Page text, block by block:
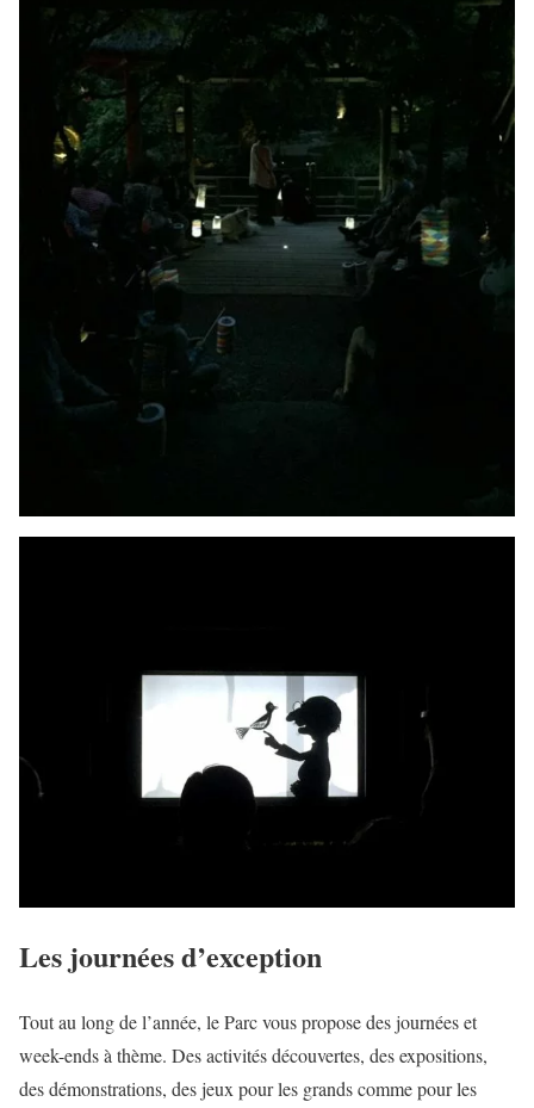
Les journées d’exception
Tout au long de l’année, le Parc vous propose des journées et
week-ends à thème. Des activités découvertes, des expositions,
des démonstrations, des jeux pour les grands comme pour les